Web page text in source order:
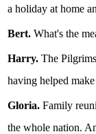
a holiday at home
Bert. What's the
Harry. The
having helped
Gloria. Family
the whole nation.